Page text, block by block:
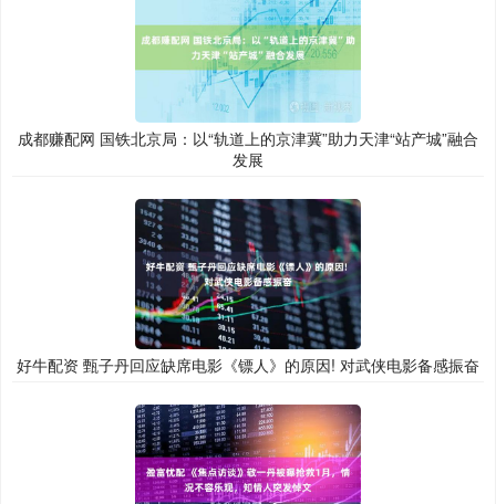
成都赚配网 国铁北京局：以“轨道上的京津冀”助力天津“站产城”融合
发展
好牛配资 甄子丹回应缺席电影《镖人》的原因! 对武侠电影备感振奋